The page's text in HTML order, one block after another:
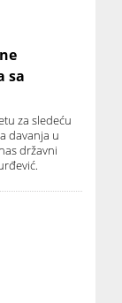
sa
za sledeću
davanja u
državni